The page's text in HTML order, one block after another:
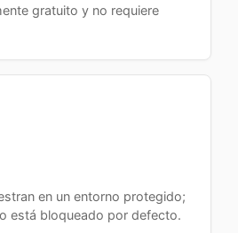
gratuito y no requiere
en un entorno protegido;
está bloqueado por defecto.